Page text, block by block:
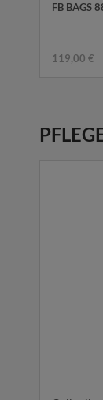
FB BAGS
119,00 €